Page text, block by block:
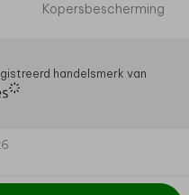
Kopersbescherming
handelsmerk van